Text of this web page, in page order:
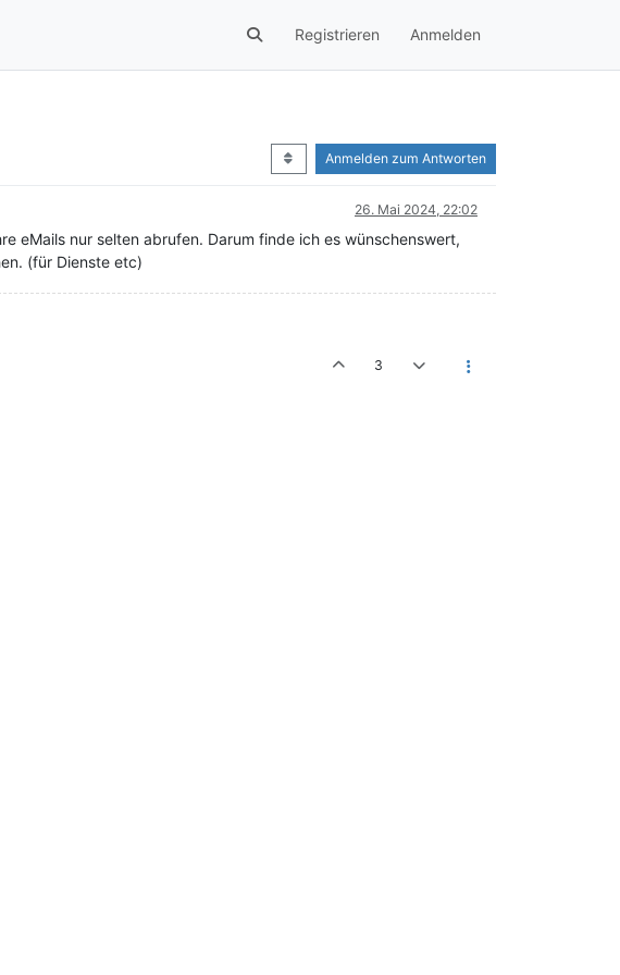
Registrieren Anmelden
Anmelden zum Antworten
26. Mai 2024, 22:02
eMails nur selten abrufen. Darum finde ich es wünschenswert,
(für Dienste etc)
3